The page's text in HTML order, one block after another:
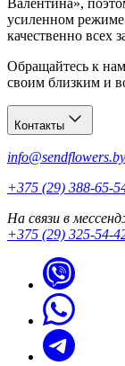
Валентина»,
усиленном режиме
качественно всех
Обращайтесь к
своим близким и
Контакты
info@sendflowers.by
+375 (29) 388-65-
На связи в
+375 (29) 325-54-